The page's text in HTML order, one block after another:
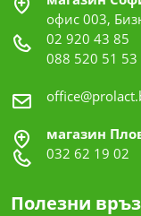
офис 003,
02 920 43 85
088 520 51 53
магазин
032 62 19 02
Полезни